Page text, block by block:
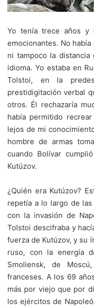
Yo tenía trece años y
emocionantes. No
ni tampoco la
idioma. Yo estaba en
Tolstoi, en la
prestidigitación verbal
otros. Él rechazaría
había permitido
lejos de mi
hombre de armas
cuando Bolívar
Kutúzov.
¿Quién era Kutúzov?
repetía a lo largo de
con la invasión de
Tolstoi descifraba y
fuerza de Kutúzov, y su
ruso, con la energía
Smoliensk, de
franceses. A los 69
más por viejo que por
los ejércitos de